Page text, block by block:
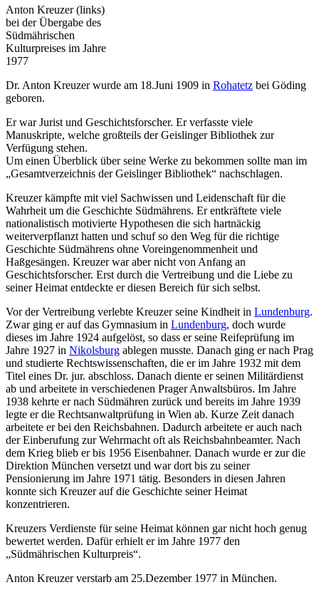
Anton Kreuzer (links)
bei der Übergabe des
Südmährischen
Kulturpreises im Jahre
1977
Dr. Anton Kreuzer wurde am 18.Juni 1909 in Rohatetz bei Göding
geboren.
Er war Jurist und Geschichtsforscher. Er verfasste viele
Manuskripte, welche großteils der Geislinger Bibliothek zur
Verfügung stehen.
Um einen Überblick über seine Werke zu bekommen sollte man im
„Gesamtverzeichnis der Geislinger Bibliothek“ nachschlagen.
Kreuzer kämpfte mit viel Sachwissen und Leidenschaft für die
Wahrheit um die Geschichte Südmährens. Er entkräftete viele
nationalistisch motivierte Hypothesen die sich hartnäckig
weiterverpflanzt hatten und schuf so den Weg für die richtige
Geschichte Südmährens ohne Voreingenommenheit und
Haßgesängen. Kreuzer war aber nicht von Anfang an
Geschichtsforscher. Erst durch die Vertreibung und die Liebe zu
seiner Heimat entdeckte er diesen Bereich für sich selbst.
Vor der Vertreibung verlebte Kreuzer seine Kindheit in Lundenburg.
Zwar ging er auf das Gymnasium in Lundenburg, doch wurde
dieses im Jahre 1924 aufgelöst, so dass er seine Reifeprüfung im
Jahre 1927 in Nikolsburg ablegen musste. Danach ging er nach Prag
und studierte Rechtswissenschaften, die er im Jahre 1932 mit dem
Titel eines Dr. jur. abschloss. Danach diente er seinen Militärdienst
ab und arbeitete in verschiedenen Prager Anwaltsbüros. Im Jahre
1938 kehrte er nach Südmähren zurück und bereits im Jahre 1939
legte er die Rechtsanwaltprüfung in Wien ab. Kurze Zeit danach
arbeitete er bei den Reichsbahnen. Dadurch arbeitete er auch nach
der Einberufung zur Wehrmacht oft als Reichsbahnbeamter. Nach
dem Krieg blieb er bis 1956 Eisenbahner. Danach wurde er zur die
Direktion München versetzt und war dort bis zu seiner
Pensionierung im Jahre 1971 tätig. Besonders in diesen Jahren
konnte sich Kreuzer auf die Geschichte seiner Heimat
konzentrieren.
Kreuzers Verdienste für seine Heimat können gar nicht hoch genug
bewertet werden. Dafür erhielt er im Jahre 1977 den
„Südmährischen Kulturpreis“.
Anton Kreuzer verstarb am 25.Dezember 1977 in München.